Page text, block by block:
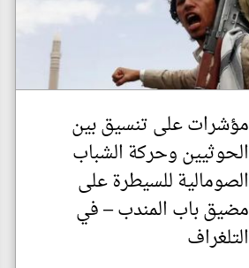
مؤشرات على تنسيق بين
الحوثيين وحركة الشباب
الصومالية للسيطرة على
مضيق باب المندب – في
التلغراف